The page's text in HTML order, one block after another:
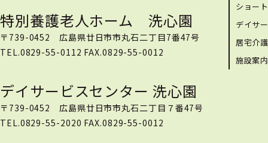
特別養護老人ホーム 洗心園
〒739-0452 広島県廿日市市丸石二丁目7番47号
TEL.0829-55-0112 FAX.0829-55-0012
デイサービスセンター 洗心園
〒739-0452 広島県廿日市市丸石二丁目７番47号
TEL.0829-55-2020 FAX.0829-55-0012
ショー
デイサ
居宅介
施設案